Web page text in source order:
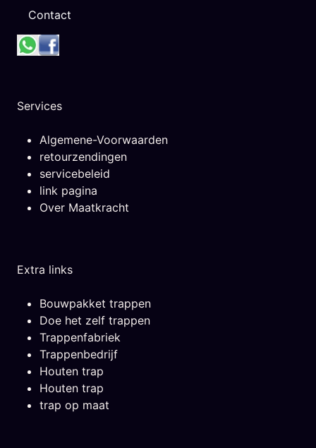
Contact
Services
Algemene-Voorwaarden
retourzendingen
servicebeleid
link pagina
Over Maatkracht
Extra links
Bouwpakket trappen
Doe het zelf trappen
Trappenfabriek
Trappenbedrijf
Houten trap
Houten trap
trap op maat